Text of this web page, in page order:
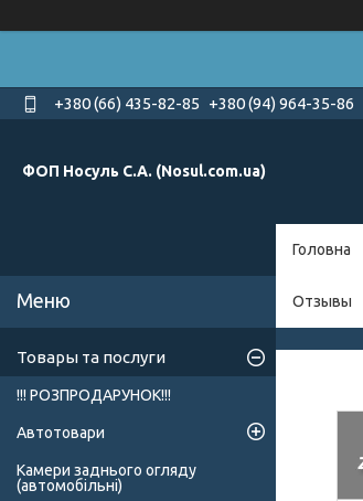
+380 (66) 435-82-85 +380 (94) 964-35-86
ФОП Носуль С.А. (Nosul.com.ua)
Головна
Отзывы
Товары та послуги
!!! РОЗПРОДАРУНОК!!!
Автотовари
Камери заднього огляду
(автомобільні)